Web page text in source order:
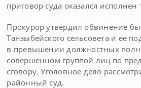
приговор суда оказался исполнен
Прокурор утвердил обвинение
Танзыбейского сельсовета и ее
в превышении должностных
совершенном группой лиц по
сговору. Уголовное дело
районный суд.